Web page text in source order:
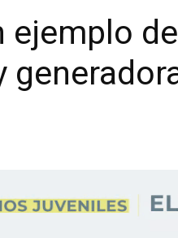
ejemplo